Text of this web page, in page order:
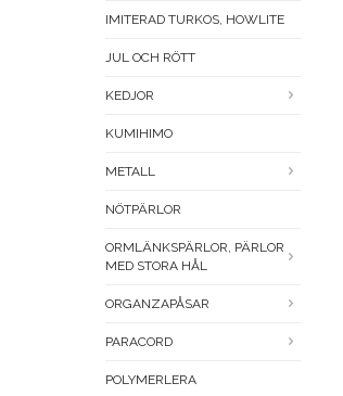
IMITERAD TURKOS, HOWLITE
JUL OCH RÖTT
KEDJOR
KUMIHIMO
METALL
NÖTPÄRLOR
ORMLÄNKSPÄRLOR, PÄRLOR
MED STORA HÅL
ORGANZAPÅSAR
PARACORD
POLYMERLERA